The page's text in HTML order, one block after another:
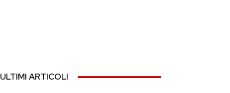
ULTIMI ARTICOLI